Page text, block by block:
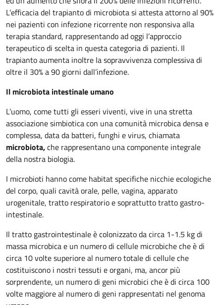
L’efficacia del trapianto di microbiota si attesta attorno al 90%
nei pazienti con infezione ricorrente non responsiva alla
terapia standard, rappresentando ad oggi l’approccio
terapeutico di scelta in questa categoria di pazienti. Il
trapianto aumenta inoltre la sopravvivenza complessiva di
oltre il 30% a 90 giorni dall’infezione.
Il microbiota intestinale umano
L’uomo, come tutti gli esseri viventi, vive in una stretta
associazione simbiotica con una comunità microbica densa e
complessa, data da batteri, funghi e virus, chiamata
microbiota,che rappresentano una componente integrale
della nostra biologia.
I microbioti hanno come habitat specifiche nicchie ecologiche
del corpo, quali cavità orale, pelle, vagina, apparato
urogenitale, tratto respiratorio e soprattutto tratto gastro-
intestinale.
Il tratto gastrointestinale è colonizzato da circa 1-1.5 kg di
massa microbica e un numero di cellule microbiche che è di
circa 10 volte superiore al numero totale di cellule che
costituiscono i nostri tessuti e organi, ma, ancor più
sorprendente, un numero di geni microbici che è di circa 100
volte maggiore al numero di geni rappresentati nel genoma